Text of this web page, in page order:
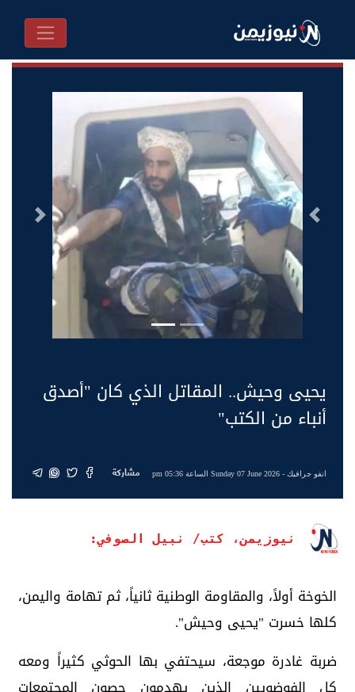
السابق التالى
يحيى وحيش.. المقاتل الذي كان "أصدق
أنباء من الكتب"
انفو جرافيك- Sunday 07 June 2026 الساعة 05:36 pm مشاركة
نيوزيمن، كتب/ نبيل الصوفي:
الخوخة أولاً، والمقاومة الوطنية ثانياً، ثم تهامة واليمن،
كلها خسرت "يحيى وحيش".
ضربة غادرة موجعة، سيحتفي بها الحوثي كثيراً ومعه